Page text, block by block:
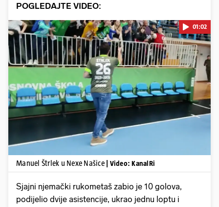
POGLEDAJTE VIDEO:
Pokretanje videa...
01:02
Manuel Štrlek u Nexe Našice | Video: KanalRi
Sjajni njemački rukometaš zabio je 10 golova,
podijelio dvije asistencije, ukrao jednu loptu i